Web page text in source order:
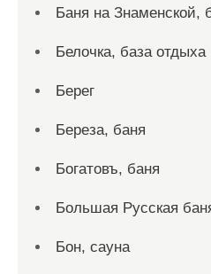
Баня на Знаменской,
Белочка, база отдыха
Берег
Береза, баня
Богатовъ, баня
Большая Русская
Бон, сауна